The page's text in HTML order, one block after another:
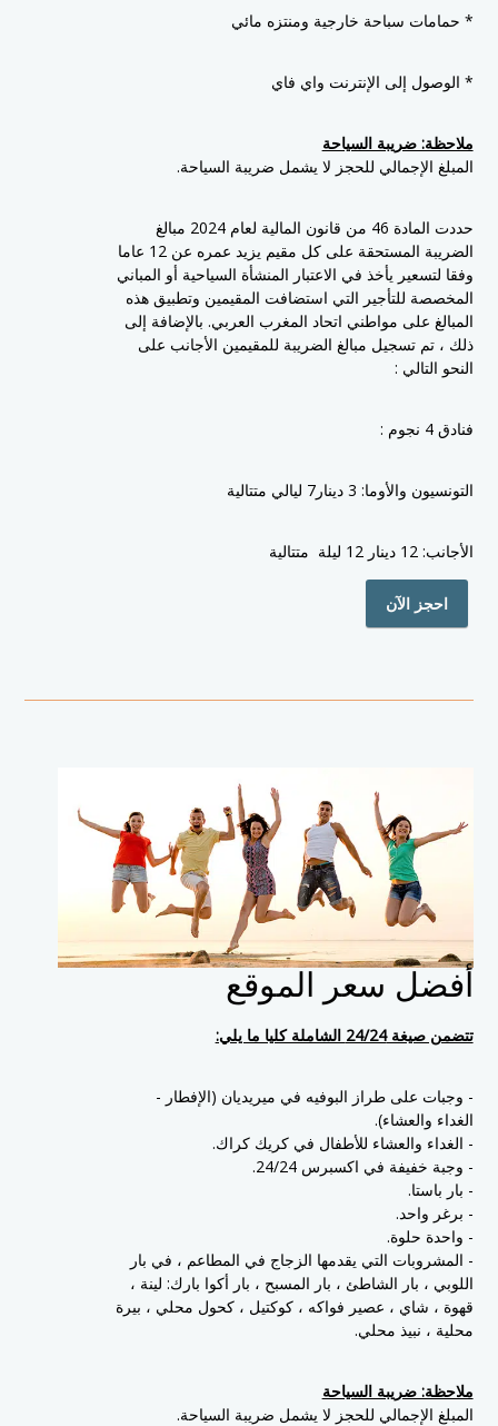
* حمامات سباحة خارجية ومنتزه مائي
* الوصول إلى الإنترنت واي فاي
ملاحظة: ضريبة السياحة
المبلغ الإجمالي للحجز لا يشمل ضريبة السياحة.
حددت المادة 46 من قانون المالية لعام 2024 مبالغ
الضريبة المستحقة على كل مقيم يزيد عمره عن 12 عاما
وفقا لتسعير يأخذ في الاعتبار المنشأة السياحية أو المباني
المخصصة للتأجير التي استضافت المقيمين وتطبيق هذه
المبالغ على مواطني اتحاد المغرب العربي. بالإضافة إلى
ذلك ، تم تسجيل مبالغ الضريبة للمقيمين الأجانب على
النحو التالي :
فنادق 4 نجوم :
التونسيون والأوما: 3 دينار7 ليالي متتالية
الأجانب: 12 دينار 12 ليلة متتالية
احجز الآن
أفضل سعر الموقع
تتضمن صيغة 24/24 الشاملة كليا ما يلي:
- وجبات على طراز البوفيه في ميريديان (الإفطار -
الغداء والعشاء).
- الغداء والعشاء للأطفال في كريك كراك.
- وجبة خفيفة في اكسبرس 24/24.
- بار باستا.
- برغر واحد.
- واحدة حلوة.
- المشروبات التي يقدمها الزجاج في المطاعم ، في بار
اللوبي ، بار الشاطئ ، بار المسبح ، بار أكوا بارك: لينة ،
قهوة ، شاي ، عصير فواكه ، كوكتيل ، كحول محلي ، بيرة
محلية ، نبيذ محلي.
ملاحظة: ضريبة السياحة
المبلغ الإجمالي للحجز لا يشمل ضريبة السياحة.